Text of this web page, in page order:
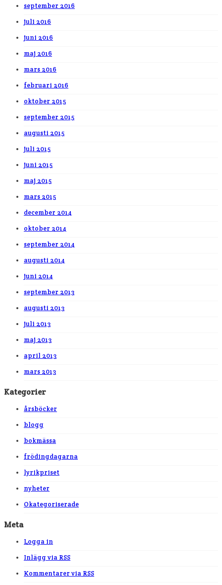
september 2016
juli 2016
juni 2016
maj 2016
mars 2016
februari 2016
oktober 2015
september 2015
augusti 2015
juli 2015
juni 2015
maj 2015
mars 2015
december 2014
oktober 2014
september 2014
augusti 2014
juni 2014
september 2013
augusti 2013
juli 2013
maj 2013
april 2013
mars 2013
Kategorier
årsböcker
blogg
bokmässa
frödingdagarna
lyrikpriset
nyheter
Okategoriserade
Meta
Logga in
Inlägg via RSS
Kommentarer via RSS